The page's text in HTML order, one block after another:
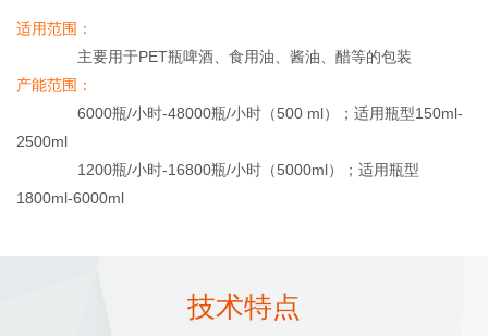
适用范围：
主要用于PET瓶啤酒、食用油、酱油、醋等的包装
产能范围：
6000瓶/小时-48000瓶/小时（500 ml）；适用瓶型150ml-
2500ml
1200瓶/小时-16800瓶/小时（5000ml）；适用瓶型
1800ml-6000ml
技术特点